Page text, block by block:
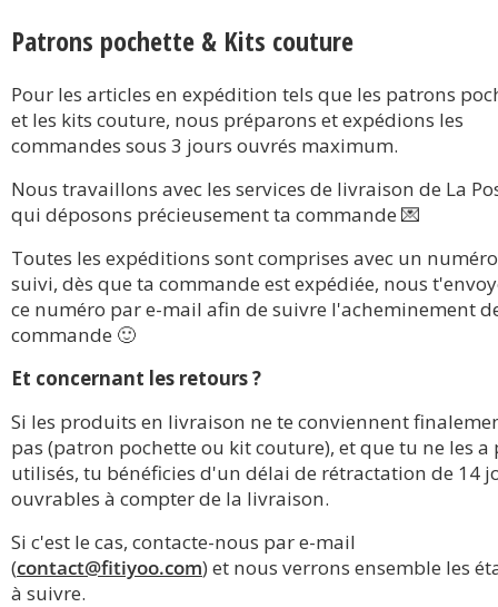
Patrons pochette & Kits couture
Pour les articles en expédition tels que les patrons
et les kits couture, nous préparons et expédions les
commandes sous 3 jours ouvrés maximum.
Nous travaillons avec les services de livraison de La
qui déposons précieusement ta commande 💌
Toutes les expéditions sont comprises avec un
suivi, dès que ta commande est expédiée, nous
ce numéro par e-mail afin de suivre l'acheminement
commande 🙂
Et concernant les retours ?
Si les produits en livraison ne te conviennent
pas (patron pochette ou kit couture), et que tu ne les a
utilisés, tu bénéficies d'un délai de rétractation de 14
ouvrables à compter de la livraison.
Si c'est le cas, contacte-nous par e-mail
(contact@fitiyoo.com) et nous verrons ensemble les
à suivre.